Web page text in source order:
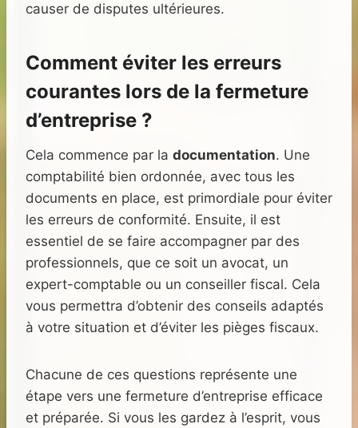
causer de disputes ultérieures.
Comment éviter les erreurs
courantes lors de la fermeture
d’entreprise ?
Cela commence par la documentation. Une
comptabilité bien ordonnée, avec tous les
documents en place, est primordiale pour éviter
les erreurs de conformité. Ensuite, il est
essentiel de se faire accompagner par des
professionnels, que ce soit un avocat, un
expert-comptable ou un conseiller fiscal. Cela
vous permettra d’obtenir des conseils adaptés
à votre situation et d’éviter les pièges fiscaux.
Chacune de ces questions représente une
étape vers une fermeture d’entreprise efficace
et préparée. Si vous les gardez à l’esprit, vous